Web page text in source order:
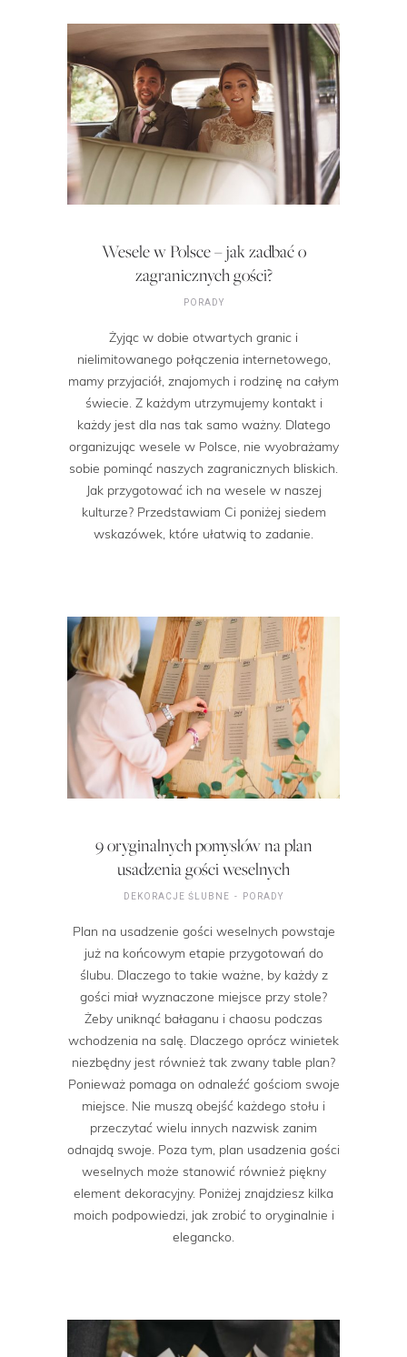
Wesele w Polsce – jak zadbać o
zagranicznych gości?
PORADY
Żyjąc w dobie otwartych granic i
nielimitowanego połączenia internetowego,
mamy przyjaciół, znajomych i rodzinę na całym
świecie. Z każdym utrzymujemy kontakt i
każdy jest dla nas tak samo ważny. Dlatego
organizując wesele w Polsce, nie wyobrażamy
sobie pominąć naszych zagranicznych bliskich.
Jak przygotować ich na wesele w naszej
kulturze? Przedstawiam Ci poniżej siedem
wskazówek, które ułatwią to zadanie.
9 oryginalnych pomysłów na plan
usadzenia gości weselnych
DEKORACJE ŚLUBNE PORADY
Plan na usadzenie gości weselnych powstaje
już na końcowym etapie przygotowań do
ślubu. Dlaczego to takie ważne, by każdy z
gości miał wyznaczone miejsce przy stole?
Żeby uniknąć bałaganu i chaosu podczas
wchodzenia na salę. Dlaczego oprócz winietek
niezbędny jest również tak zwany table plan?
Ponieważ pomaga on odnaleźć gościom swoje
miejsce. Nie muszą obejść każdego stołu i
przeczytać wielu innych nazwisk zanim
odnajdą swoje. Poza tym, plan usadzenia gości
weselnych może stanowić również piękny
element dekoracyjny. Poniżej znajdziesz kilka
moich podpowiedzi, jak zrobić to oryginalnie i
elegancko.